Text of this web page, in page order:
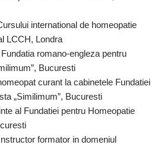
international de homeopatie
LCCH, Londra
romano-engleza pentru
Bucuresti
curant la cabinetele Fundatiei
„Similimum”, Bucuresti
al Fundatiei pentru Homeopatie
formator in domeniul